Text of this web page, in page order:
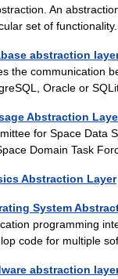
An
set of
abstraction
the communication
Oracle or
Abstraction
for Space Data
Domain Task
Abstraction Layer
System
programming
code for multiple
abstraction